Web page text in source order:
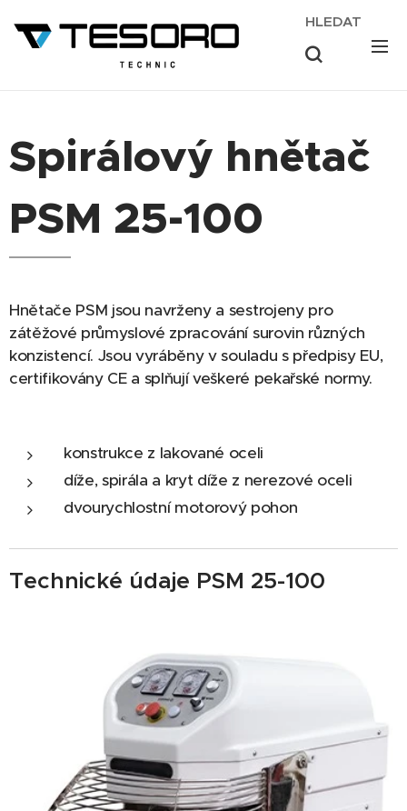
HLEDAT
Spirálový hnětač
PSM 25-100
Hnětače PSM jsou navrženy a sestrojeny pro
zátěžové průmyslové zpracování surovin různých
konzistencí. Jsou vyráběny v souladu s předpisy EU,
certifikovány CE a splňují veškeré pekařské normy.
konstrukce z lakované oceli
díže, spirála a kryt díže z nerezové oceli
dvourychlostní motorový pohon
Technické údaje PSM 25-100